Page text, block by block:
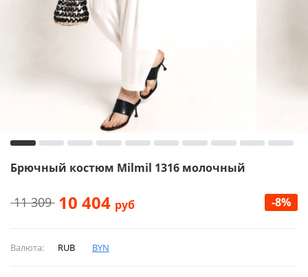
Брючный костюм Milmil 1316 молочный
11 309 10 404 руб -8%
Валюта: RUB BYN